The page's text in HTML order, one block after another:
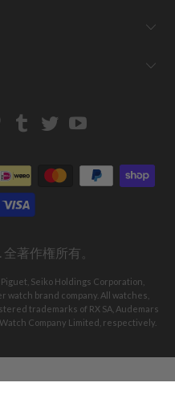
Strapcode
Pinterest
Strapcode
Tumblr
Strapcode
TwitterYouTube
全著作権所有。
Seiko Holdings Corporation,
brand company. All watches,
trademarks of RX SA, Audemars
Company Limited, respectively.